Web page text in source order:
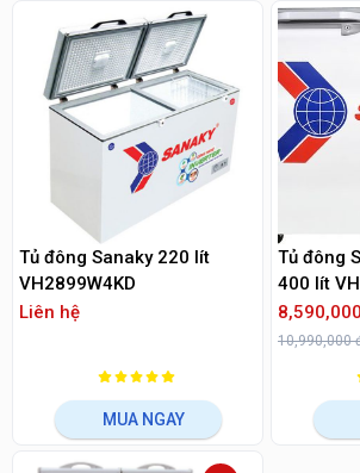
Tủ đông Sanaky 220 lít
VH2899W4KD
Liên hệ
MUA NGAY
Tủ đông
400 lít
10,990,000